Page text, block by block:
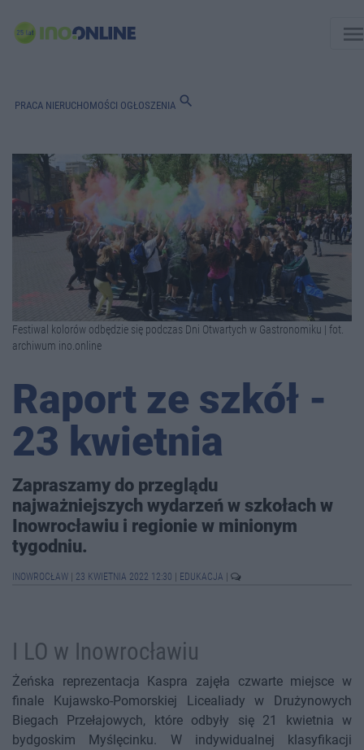
PRACA NIERUCHOMOŚCI OGŁOSZENIA search
Festiwal kolorów odbędzie się podczas Dni Otwartych w Gastronomiku | fot.
archiwum ino.online
Raport ze szkół -
23 kwietnia
Zapraszamy do przeglądu
najważniejszych wydarzeń w szkołach w
Inowrocławiu i regionie w minionym
tygodniu.
INOWROCŁAW 23 KWIETNIA 2022 12:30 EDUKACJA
I LO w Inowrocławiu
Żeńska reprezentacja Kaspra zajęła czwarte miejsce w
finale Kujawsko-Pomorskiej Licealiady w Drużynowych
Biegach Przełajowych, które odbyły się 21 kwietnia w
bydgoskim Myślęcinku. W indywidualnej klasyfikacji